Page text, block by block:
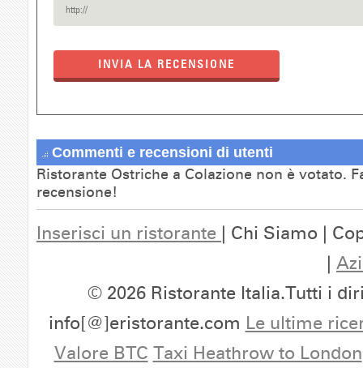
INVIA LA RECENSIONE
Commenti e recensioni di utenti
Ristorante Ostriche a Colazione non è votato.
recensione!
Inserisci un ristorante | Chi Siamo |
|
© 2026 Ristorante Italia.Tutti i
info[@]eristorante.com Le ultime
Valore BTC Taxi Heathrow to London